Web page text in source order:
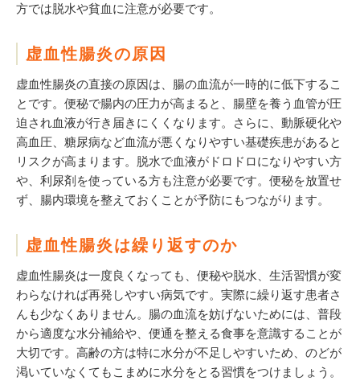
方では脱水や貧血に注意が必要です。
虚血性腸炎の原因
虚血性腸炎の直接の原因は、腸の血流が一時的に低下するこ
とです。便秘で腸内の圧力が高まると、腸壁を養う血管が圧
迫され血液が行き届きにくくなります。さらに、動脈硬化や
高血圧、糖尿病など血流が悪くなりやすい基礎疾患があると
リスクが高まります。脱水で血液がドロドロになりやすい方
や、利尿剤を使っている方も注意が必要です。便秘を放置せ
ず、腸内環境を整えておくことが予防にもつながります。
虚血性腸炎は繰り返すのか
虚血性腸炎は一度良くなっても、便秘や脱水、生活習慣が変
わらなければ再発しやすい病気です。実際に繰り返す患者さ
んも少なくありません。腸の血流を妨げないためには、普段
から適度な水分補給や、便通を整える食事を意識することが
大切です。高齢の方は特に水分が不足しやすいため、のどが
渇いていなくてもこまめに水分をとる習慣をつけましょう。